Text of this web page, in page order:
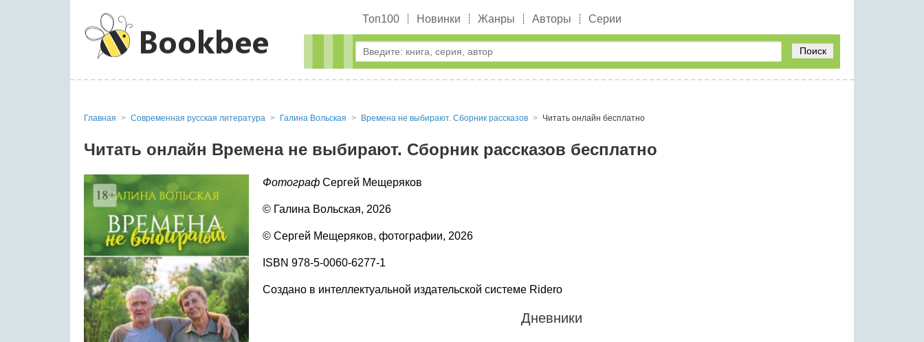
Топ100 Новинки Жанры Авторы Серии
Поиск
Главная Современная русская литература Галина Вольская Времена не выбирают. Сборник рассказов Читать онлайн бесплатно
Читать онлайн Времена не выбирают. Сборник рассказов бесплатно
Фотограф Сергей Мещеряков
© Галина Вольская, 2026
© Сергей Мещеряков, фотографии, 2026
ISBN 978-5-0060-6277-1
Создано в интеллектуальной издательской системе Ridero
Дневники